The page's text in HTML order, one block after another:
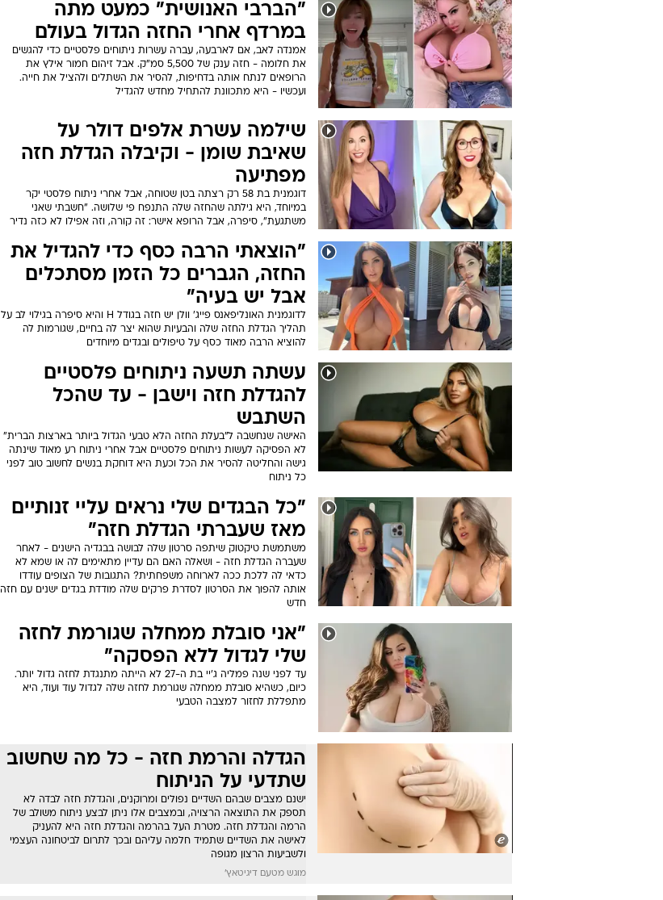
"הברבי האנושית" כמעט מתה
במרדף אחרי החזה הגדול בעולם
אמנדה לאב, אם לארבעה, עברה עשרות ניתוחים פלסטיים כדי להגשים
את חלומה - חזה ענק של 5,500 סמ"ק. אבל זיהום חמור אילץ את
הרופאים לנתח אותה בדחיפות, להסיר את השתלים ולהציל את חייה.
ועכשיו - היא מתכוונת להתחיל מחדש להגדיל
שילמה עשרת אלפים דולר על
שאיבת שומן - וקיבלה הגדלת חזה
מפתיעה
דוגמנית בת 58 רק רצתה בטן שטוחה, אבל אחרי ניתוח פלסטי יקר
במיוחד, היא גילתה שהחזה שלה התנפח פי שלושה. "חשבתי שאני
משתגעת", סיפרה, אבל הרופא אישר: זה קורה, וזה אפילו לא כזה נדיר
"הוצאתי הרבה כסף כדי להגדיל את
החזה, הגברים כל הזמן מסתכלים
אבל יש בעיה"
לדוגמנית האונליפאנס פייג' וולן יש חזה בגודל H והיא סיפרה בגילוי לב על
תהליך הגדלת החזה שלה והבעיות שהוא יצר לה בחיים, שגורמות לה
להוציא הרבה מאוד כסף על טיפולים ובגדים מיוחדים
עשתה תשעה ניתוחים פלסטיים
להגדלת חזה וישבן - עד שהכל
השתבש
האישה שנחשבה ל"בעלת החזה הלא טבעי הגדול ביותר בארצות הברית"
לא הפסיקה לעשות ניתוחים פלסטיים אבל אחרי ניתוח רע מאוד שינתה
גישה והחליטה להסיר את הכל וכעת היא דוחקת בנשים לחשוב טוב לפני
כל ניתוח
"כל הבגדים שלי נראים עליי זנותיים
מאז שעברתי הגדלת חזה"
משתמשת טיקטוק שיתפה סרטון שלה לבושה בבגדיה הישנים - לאחר
שעברה הגדלת חזה - ושאלה האם הם עדיין מתאימים לה או שמא לא
כדאי לה ללכת ככה לארוחה משפחתית? התגובות של הצופים עודדו
אותה להפוך את הסרטון לסדרת פרקים שלה מודדת בגדים ישנים עם חזה
חדש
"אני סובלת ממחלה שגורמת לחזה
שלי לגדול ללא הפסקה"
עד לפני שנה פמליה ג'יי בת ה-27 לא הייתה מתנגדת לחזה גדול יותר.
כיום, כשהיא סובלת ממחלה שגורמת לחזה שלה לגדול עוד ועוד, היא
מתפללת לחזור למצבה הטבעי
הגדלה והרמת חזה - כל מה שחשוב
שתדעי על הניתוח
ישנם מצבים שבהם השדיים נפולים ומרוקנים, והגדלת חזה לבדה לא
תספק את התוצאה הרצויה, ובמצבים אלו ניתן לבצע ניתוח משולב של
הרמה והגדלת חזה. מטרת העל בהרמה והגדלת חזה היא להעניק
לאישה את השדיים שתמיד חלמה עליהם ובכך לתרום לביטחונה העצמי
ולשביעות הרצון מגופה
מוגש מטעם דיגיטאץ'